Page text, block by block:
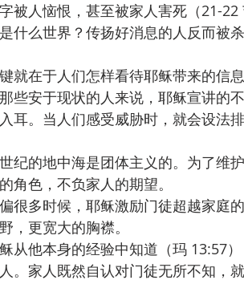
被人恼恨，甚至被家人害死（21-22
什么世界？传扬好消息的人反而被
就在于人们怎样看待耶稣带来的信息
些安于现状的人来说，耶稣宣讲的
耳。当人们感受威胁时，就会设法
纪的地中海是团体主义的。为了维
角色，不负家人的期望。
很多时候，耶稣激励门徒超越家庭
，更宽大的胸襟。
从他本身的经验中知道（玛 13:57
。家人既然自认对门徒无所不知，